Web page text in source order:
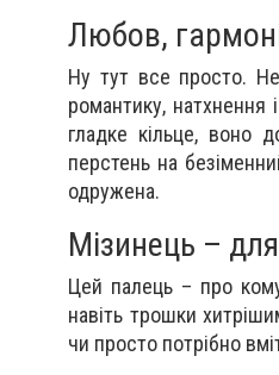
Любов,
Ну тут все просто.
романтику,
гладке кільце, воно
перстень на
одружена.
Мізинець –
Цей палець – про
навіть трошки
чи просто потрібно